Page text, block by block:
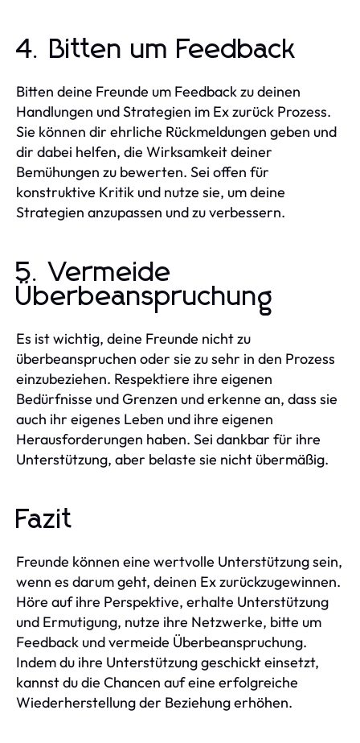
4. Bitten um Feedback
Bitten deine Freunde um Feedback zu deinen
Handlungen und Strategien im Ex zurück Prozess.
Sie können dir ehrliche Rückmeldungen geben und
dir dabei helfen, die Wirksamkeit deiner
Bemühungen zu bewerten. Sei offen für
konstruktive Kritik und nutze sie, um deine
Strategien anzupassen und zu verbessern.
5. Vermeide
Überbeanspruchung
Es ist wichtig, deine Freunde nicht zu
überbeanspruchen oder sie zu sehr in den Prozess
einzubeziehen. Respektiere ihre eigenen
Bedürfnisse und Grenzen und erkenne an, dass sie
auch ihr eigenes Leben und ihre eigenen
Herausforderungen haben. Sei dankbar für ihre
Unterstützung, aber belaste sie nicht übermäßig.
Fazit
Freunde können eine wertvolle Unterstützung sein,
wenn es darum geht, deinen Ex zurückzugewinnen.
Höre auf ihre Perspektive, erhalte Unterstützung
und Ermutigung, nutze ihre Netzwerke, bitte um
Feedback und vermeide Überbeanspruchung.
Indem du ihre Unterstützung geschickt einsetzt,
kannst du die Chancen auf eine erfolgreiche
Wiederherstellung der Beziehung erhöhen.